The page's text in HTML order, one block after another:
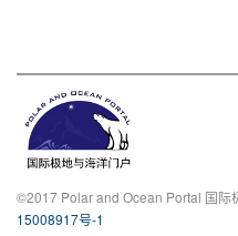
©2017 Polar and Ocean Portal 国际
15008917号-1